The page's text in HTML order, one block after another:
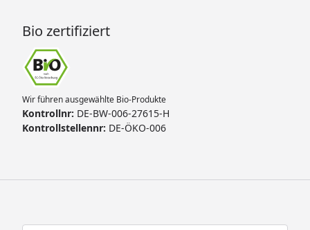
Bio zertifiziert
Wir führen ausgewählte Bio-Produkte
Kontrollnr: DE-BW-006-27615-H
Kontrollstellennr: DE-ÖKO-006